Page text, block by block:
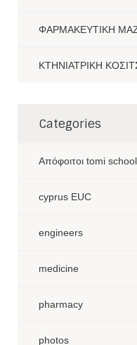
ΦΑΡΜΑΚΕΥΤΙΚΗ
ΚΤΗΝΙΑΤΡΙΚΗ
Categories
Aπόφοιτοι tomi school
cyprus EUC
engineers
medicine
pharmacy
photos